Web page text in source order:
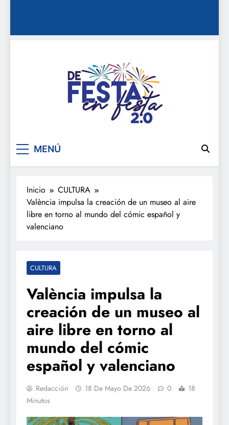
De festa en festa 2.0
MENÚ
Inicio
CULTURA
València impulsa la creación de un museo al aire
libre en torno al mundo del cómic español y
valenciano
CULTURA
València impulsa la
creación de un museo al
aire libre en torno al
mundo del cómic
español y valenciano
Redacción 18 De Mayo De 2026 0
18
Minutos